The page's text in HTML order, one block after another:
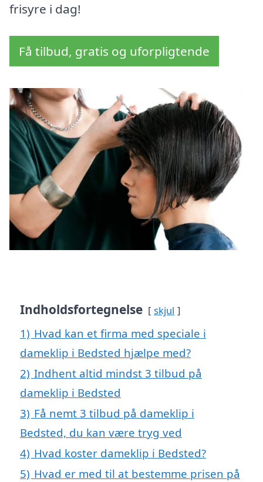
frisyre i dag!
Få tilbud, gratis og uforpligtende
Indholdsfortegnelse skjul
1) Hvad kan et firma med speciale i
dameklip i Bedsted hjælpe med?
2) Indhent altid mindst 3 tilbud på
dameklip i Bedsted
3) Få nemt 3 tilbud på dameklip i
Bedsted, du kan være tryg ved
4) Hvad koster dameklip i Bedsted?
5) Hvad er med til at bestemme prisen på